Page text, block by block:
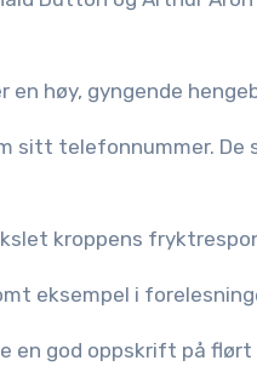
høy, gyngende
sitt telefonnummer. De
kroppens
eksempel i
en god oppskrift på